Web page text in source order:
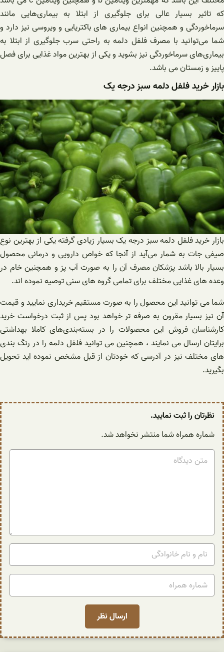
که تاثیر بسیار عالی برای جلوگیری از ابتلا به بیماری‌هایی مانند
سرماخوردگی و همچنین انواع بیماری های باکتریایی و ویروسی نیز دارد و
شما می‌توانید با مصرف فلفل دلمه به راحتی سرب جلوگیری از ابتلا به
بیماری‌های سرماخوردگی نیز بشوید و یکی از بهترین مواد غذایی برای فصل
پاییز و زمستان می باشد.
بازار خرید فلفل دلمه سبز درجه یک
بازار خرید فلفل دلمه سبز درجه یک بسیار زیادی گرفته یکی از بهترین نوع
صیفی جات به شمار می‌آید از آنجا که خواص دارویی و درمانی محصول
بسیار بالا باشد پزشکان مصرف آن را به صورت آب پز و همچنین خام در
وعده های غذایی مختلف برای تمامی گروه های سنی توصیه نموده اند.
شما می توانید این محصول را به صورت مستقیم خریداری نمایید و قیمت
آن نیز بسیار مقرون به صرفه تر خواهد بود پس از ثبت درخواست خرید
کارشناسان فروش این محصولات را در بسته‌بندی‌های کاملا بهداشتی
برایتان ارسال می نمایند ، همچنین می توانید فلفل دلمه را در رنگ بندی
های مختلف نیز در آدرسی که خودتان از قبل مشخص نموده اید تحویل
بگیرید.
نظرتان را ثبت نمایید.
شماره همراه شما منتشر نخواهد شد.